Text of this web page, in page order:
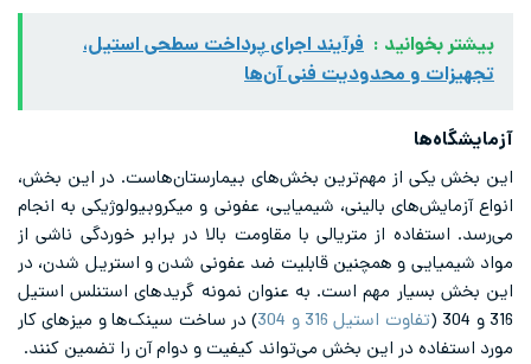
بیشتر بخوانید : فرآیند اجرای پرداخت‌ سطحی استیل،
تجهیزات و محدودیت فنی آن‌ها
آزمایشگاه‌ها
این بخش یکی از مهم‌ترین بخش‌های بیمارستان‌هاست. در این بخش،
انواع آزمایش‌های بالینی، شیمیایی، عفونی و میکروبیولوژیکی به انجام
می‌رسد. استفاده از متریالی با مقاومت بالا در برابر خوردگی ناشی از
مواد شیمیایی و همچنین قابلیت ضد عفونی شدن و استریل شدن، در
این بخش بسیار مهم است. به عنوان نمونه گریدهای استنلس استیل
316 و 304 (
تفاوت استیل 316 و 304
) در ساخت سینک‌ها و میزهای کار
مورد استفاده در این بخش می‌تواند کیفیت و دوام آن را تضمین کنند.